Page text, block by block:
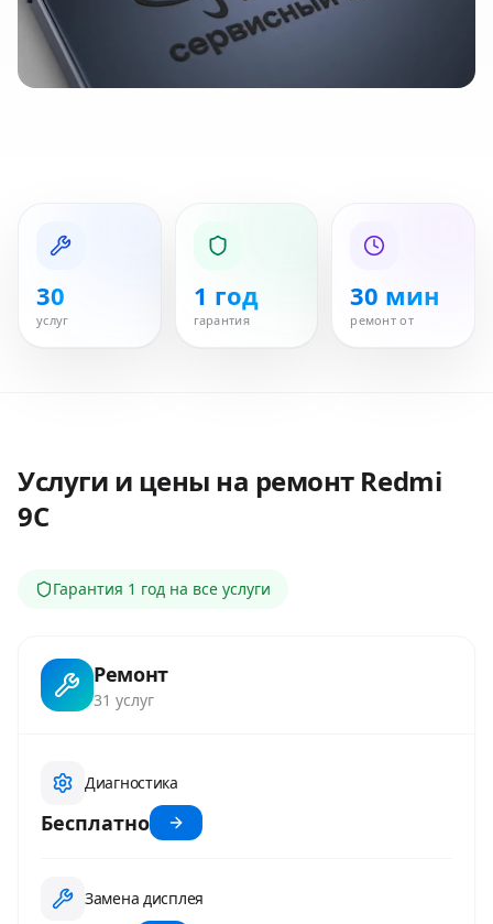
30
услуг
1 год
гарантия
30 мин
ремонт от
Услуги и цены на ремонт Redmi
9C
Гарантия 1 год на все услуги
Ремонт
31 услуг
Диагностика
Бесплатно
Замена дисплея